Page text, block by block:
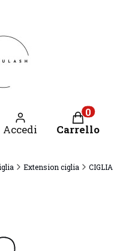
di ricerca
Accedi
Prodotti nel
Carrello
Extension ciglia CIGLIA